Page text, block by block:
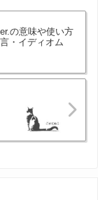
の意味や使い方
・イディオム